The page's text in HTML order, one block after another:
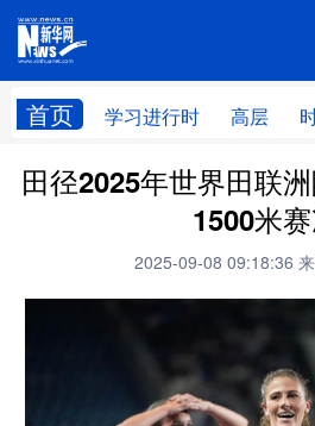
首页 学习进行时 高层
网站地图
学习进行时 高层
财经
书画
田径2025年世界田联
1500米
2025-09-08 09:18:36